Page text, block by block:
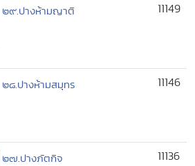
๒๙.ปางห้ามญาติ 11149
๒๘.ปางห้ามสมุทร 11146
๒๗.ปางภัตกิจ 11136